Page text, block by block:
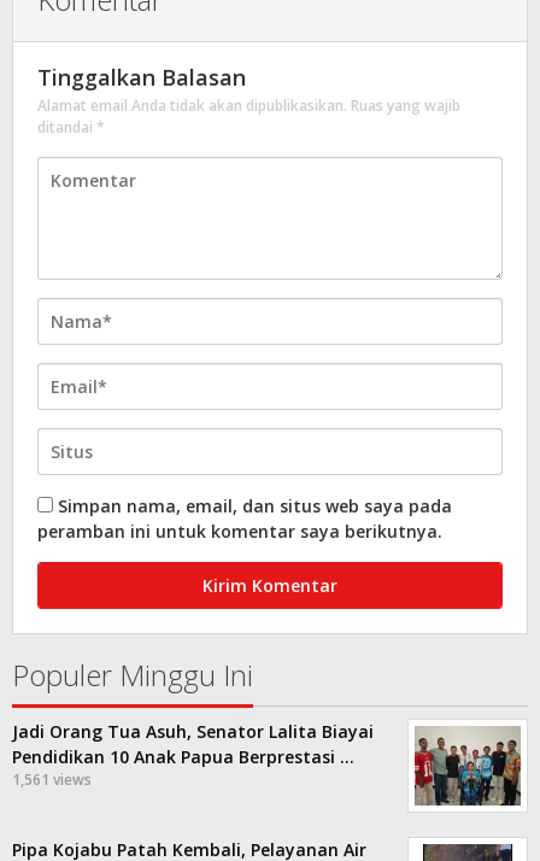
Tinggalkan Balasan
Alamat email Anda tidak akan dipublikasikan. Ruas yang wajib
ditandai *
Simpan nama, email, dan situs web saya pada
peramban ini untuk komentar saya berikutnya.
Populer Minggu Ini
Jadi Orang Tua Asuh, Senator Lalita Biayai
Pendidikan 10 Anak Papua Berprestasi …
1,561 views
Pipa Kojabu Patah Kembali, Pelayanan Air